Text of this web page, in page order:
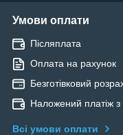
Умови оплати
Післяплата
Оплата на рахунок
Безготівковий
Наложений платіж
Всі умови оплати